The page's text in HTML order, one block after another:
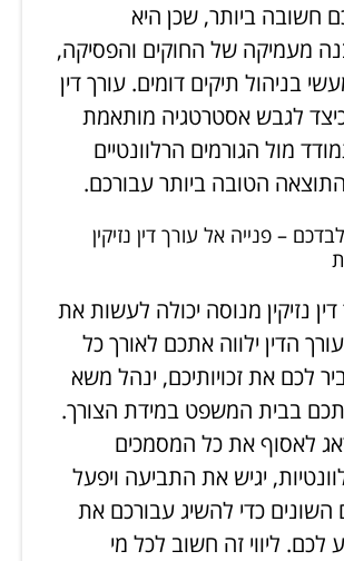
חשובה ביותר, שכן היא
מעמיקה של החוקים והפסיקה,
בניהול תיקים דומים. עורך דין
לגבש אסטרטגיה מותאמת
מול הגורמים הרלוונטיים
הטובה ביותר עבורכם.
– פנייה אל עורך דין נזיקין
דין נזיקין מנוסה יכולה לעשות את
הדין ילווה אתכם לאורך כל
לכם את זכויותיכם, ינהל משא
אתכם בבית המשפט במידת הצורך.
לאסוף את כל המסמכים
יגיש את התביעה ויפעל
השונים כדי להשיג עבורכם את
לכם. ליווי זה חשוב לכל מי